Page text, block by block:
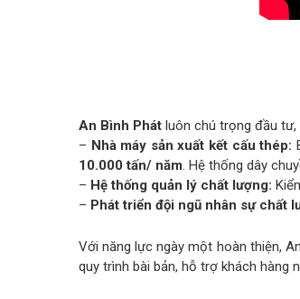
An Bình Phát luôn chú trọng đầu
– Nhà máy sản xuất kết cấu thép:
10.000 tấn/ năm. Hệ thống dây
– Hệ thống quản lý chất lượng:
– Phát triển đội ngũ nhân sự chất
Với năng lực ngày một hoàn thiện,
quy trình bài bản, hỗ trợ khách hàng